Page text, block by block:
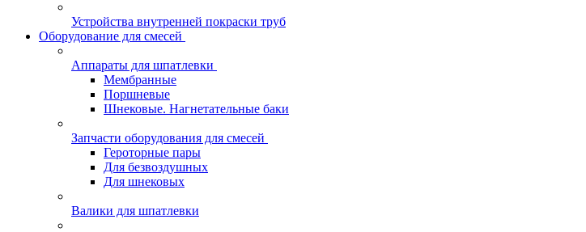
Устройства внутренней покраски труб
Оборудование для смесей
Аппараты для шпатлевки
Мембранные
Поршневые
Шнековые. Нагнетательные баки
Запчасти оборудования для смесей
Героторные пары
Для безвоздушных
Для шнековых
Валики для шпатлевки